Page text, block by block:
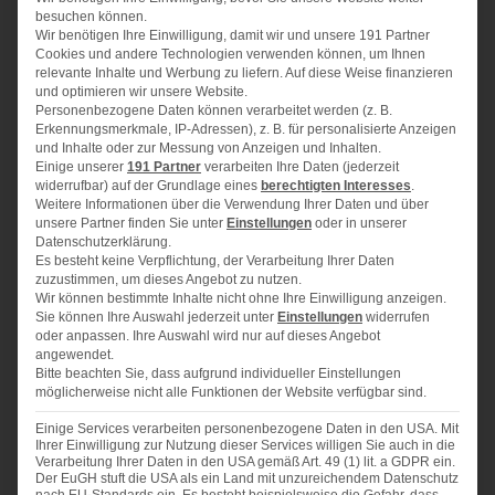
Tarteform
Für den Teig:
100 gButter
200 gMehl
Prise Salz
Schalenabrieb einer halben Bio-Orange
65 gZucker
Eigelb
Füllung:
100 gweiche Butter
100 g gemahlene Mandeln
50 ggemahlene Pistazien
besuchen können.
Wir benötigen Ihre Einwilligung, damit wir und unsere 191 Partner
Cookies und andere Technologien verwenden können, um Ihnen
relevante Inhalte und Werbung zu liefern. Auf diese Weise finanzieren
und optimieren wir unsere Website.
Personenbezogene Daten können verarbeitet werden (z. B.
Erkennungsmerkmale, IP-Adressen), z. B. für personalisierte Anzeigen
und Inhalte oder zur Messung von Anzeigen und Inhalten.
Einige unserer 191 Partner verarbeiten Ihre Daten (jederzeit
widerrufbar) auf der Grundlage eines berechtigten Interesses
Weitere Informationen über die Verwendung Ihrer Daten und über
unsere Partner finden Sie unter Einstellungen oder in unserer
Datenschutzerklärung.
Es besteht keine Verpflichtung, der Verarbeitung Ihrer Daten
zuzustimmen, um dieses Angebot zu nutzen.
Wir können bestimmte Inhalte nicht ohne Ihre Einwilligung anzeigen.
Sie können Ihre Auswahl jederzeit unter Einstellungen widerrufen
oder anpassen. Ihre Auswahl wird nur auf dieses Angebot
angewendet.
Bitte beachten Sie, dass aufgrund individueller Einstellungen
möglicherweise nicht alle Funktionen der Website verfügbar sind.
Einige Services verarbeiten personenbezogene Daten in den USA. Mit
Ihrer Einwilligung zur Nutzung dieser Services willigen Sie auch in die
Verarbeitung Ihrer Daten in den USA gemäß Art. 49 (1) lit. a GDPR ein.
Der EuGH stuft die USA als ein Land mit unzureichendem Datenschutz